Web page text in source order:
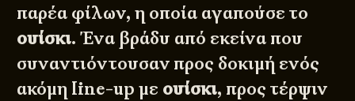
παρέα φίλων, η οποία αγαπούσε το
ουίσκι. Ένα βράδυ από εκείνα που
συναντιόντουσαν προς δοκιμή ενός
ακόμη line-up με ουίσκι, προς τέρψιν